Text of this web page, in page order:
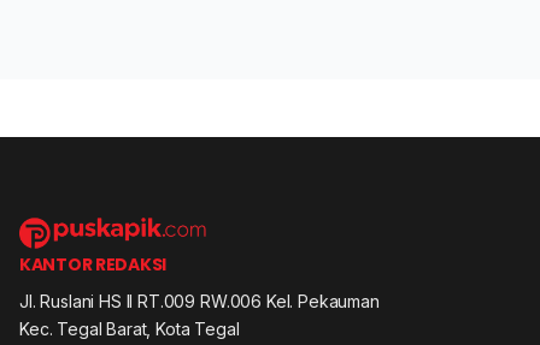
KANTOR REDAKSI
Jl. Ruslani HS II RT.009 RW.006 Kel. Pekauman
Kec. Tegal Barat, Kota Tegal